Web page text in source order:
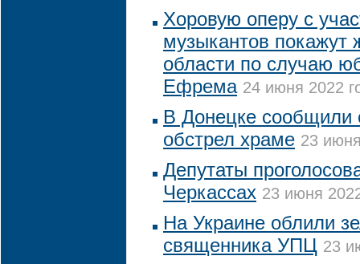
Хоровую оперу с
музыкантов покажут
области по случаю
Ефрема 24 июня 2022
В Донецке
обстрел храме 23
Депутаты
Черкассах 23 июня
На Украине облили
священника УПЦ 23